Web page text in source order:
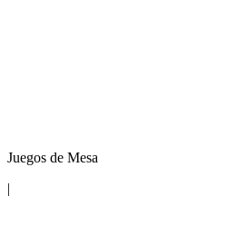
Juegos de Mesa
|